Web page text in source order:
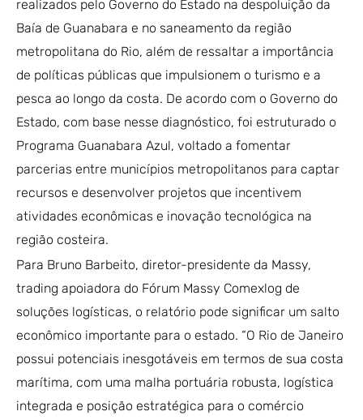
realizados pelo Governo do Estado na despoluição da
Baía de Guanabara e no saneamento da região
metropolitana do Rio, além de ressaltar a importância
de políticas públicas que impulsionem o turismo e a
pesca ao longo da costa. De acordo com o Governo do
Estado, com base nesse diagnóstico, foi estruturado o
Programa Guanabara Azul, voltado a fomentar
parcerias entre municípios metropolitanos para captar
recursos e desenvolver projetos que incentivem
atividades econômicas e inovação tecnológica na
região costeira.
Para Bruno Barbeito, diretor-presidente da Massy,
trading apoiadora do Fórum Massy Comexlog de
soluções logísticas, o relatório pode significar um salto
econômico importante para o estado. “O Rio de Janeiro
possui potenciais inesgotáveis em termos de sua costa
marítima, com uma malha portuária robusta, logística
integrada e posição estratégica para o comércio